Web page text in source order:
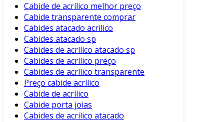
Cabide de acrílico melhor preço
Cabide transparente comprar
Cabides atacado acrilico
Cabides atacado sp
Cabides de acrílico atacado sp
Cabides de acrílico preço
Cabides de acrílico transparente
Preço cabide acrílico
Cabide de acrílico
Cabide porta joias
Cabides de acrílico atacado